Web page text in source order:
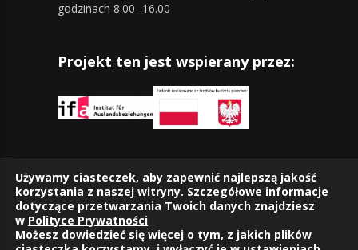
godzinach 8.00 -16.00
Projekt ten jest wspierany przez:
Znajdziesz nas również na:
Używamy ciasteczek, aby zapewnić najlepszą jakość
korzystania z naszej witryny. Szczegółowe informacje
dotyczące przetwarzania Twoich danych znajdziesz
w Polityce Prywatności
Możesz dowiedzieć się więcej o tym, z jakich plików